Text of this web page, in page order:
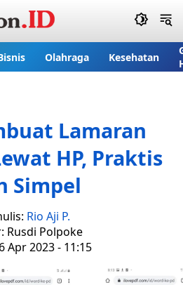
Olahraga Kesehatan
Lamaran
HP, Praktis
Simpel
Rio Aji P.
Rusdi Polpoke
Apr 2023 - 11:15